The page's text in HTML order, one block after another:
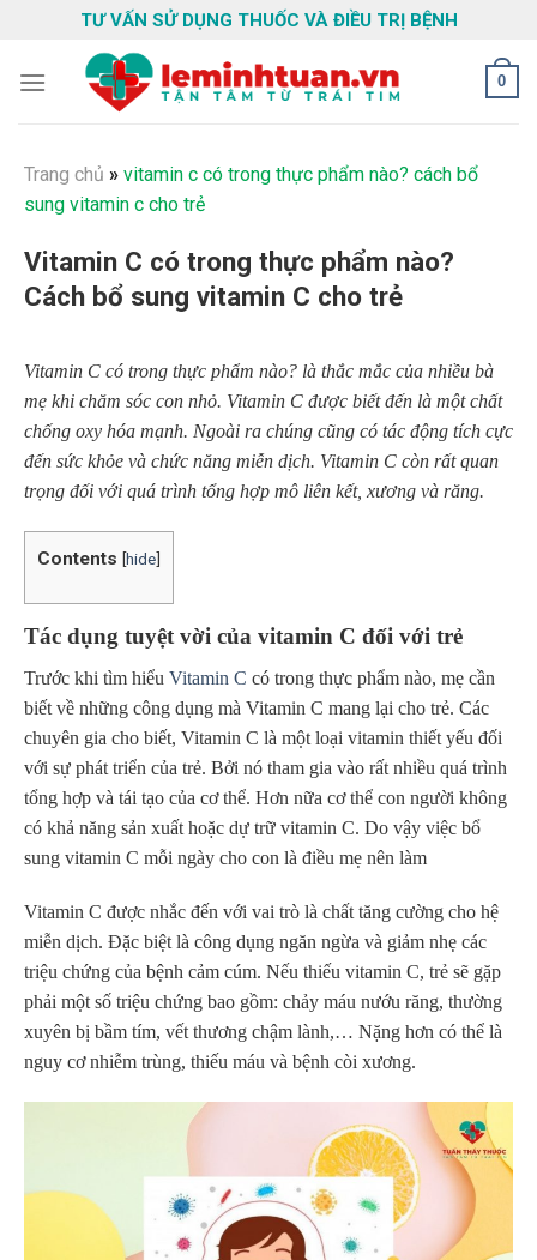
content
TƯ VẤN SỬ DỤNG THUỐC VÀ ĐIỀU TRỊ BỆNH
0
Trang chủ » vitamin c có trong thực phẩm nào? cách bổ
sung vitamin c cho trẻ
Vitamin C có trong thực phẩm nào?
Cách bổ sung vitamin C cho trẻ
Vitamin C có trong thực phẩm nào? là thắc mắc của nhiều bà
mẹ khi chăm sóc con nhỏ. Vitamin C được biết đến là một chất
chống oxy hóa mạnh. Ngoài ra chúng cũng có tác động tích cực
đến sức khỏe và chức năng miễn dịch. Vitamin C còn rất quan
trọng đối với quá trình tổng hợp mô liên kết, xương và răng.
Contents [hide]
Tác dụng tuyệt vời của vitamin C đối với trẻ
Trước khi tìm hiểu Vitamin C có trong thực phẩm nào, mẹ cần
biết về những công dụng mà Vitamin C mang lại cho trẻ. Các
chuyên gia cho biết, Vitamin C là một loại vitamin thiết yếu đối
với sự phát triển của trẻ. Bởi nó tham gia vào rất nhiều quá trình
tổng hợp và tái tạo của cơ thể. Hơn nữa cơ thể con người không
có khả năng sản xuất hoặc dự trữ vitamin C. Do vậy việc bổ
sung vitamin C mỗi ngày cho con là điều mẹ nên làm
Vitamin C được nhắc đến với vai trò là chất tăng cường cho hệ
miễn dịch. Đặc biệt là công dụng ngăn ngừa và giảm nhẹ các
triệu chứng của bệnh cảm cúm. Nếu thiếu vitamin C, trẻ sẽ gặp
phải một số triệu chứng bao gồm: chảy máu nướu răng, thường
xuyên bị bầm tím, vết thương chậm lành,… Nặng hơn có thể là
nguy cơ nhiễm trùng, thiếu máu và bệnh còi xương.